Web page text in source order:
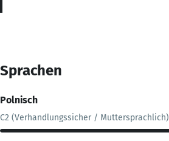
Sprachen
Polnisch
C2 (Verhandlungssicher / Muttersprachlich)